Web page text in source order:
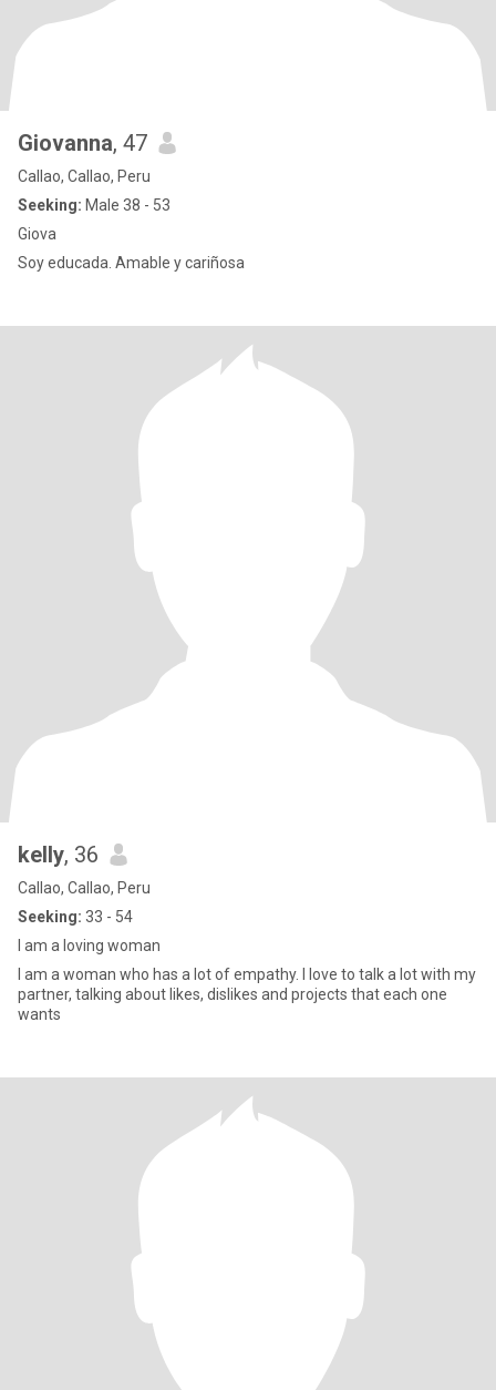
Giovanna, 47
Callao, Callao, Peru
Seeking: Male 38 - 53
Giova
Soy educada. Amable y cariñosa
kelly, 36
Callao, Callao, Peru
Seeking: 33 - 54
I am a loving woman
I am a woman who has a lot of empathy. I love to talk a lot with my
partner, talking about likes, dislikes and projects that each one
wants